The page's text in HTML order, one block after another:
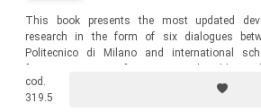
This book presents the most updated
research in the form of six dialogues
Politecnico di Milano and international
Milano’s PhD programme: the role of users,
design, colour design, interaction design and
cod.
319.5